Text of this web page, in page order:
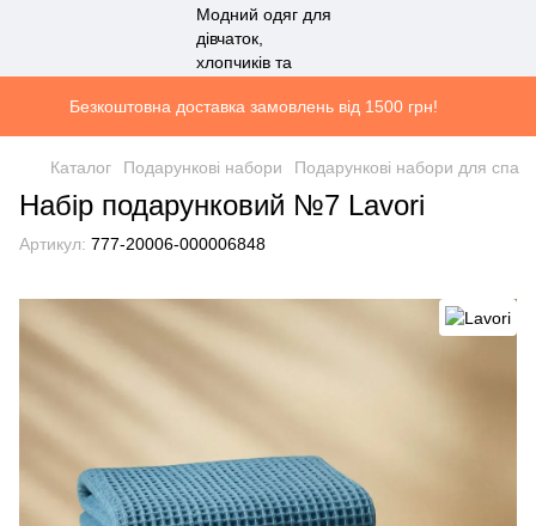
Безкоштовна доставка замовлень від 1500 грн!
Каталог Подарункові набори Подарункові набори для спа
Набір подарунковий №7 Lavori
Артикул: 777-20006-000006848